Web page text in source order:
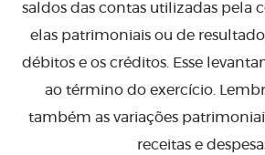
saldos das contas utilizadas pela
elas patrimoniais ou de
débitos e os créditos. Esse
ao término do exercício.
também as variações
receitas e